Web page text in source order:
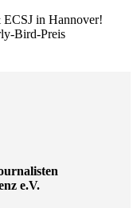
in Hannover!
Bird-Preis
e.V.